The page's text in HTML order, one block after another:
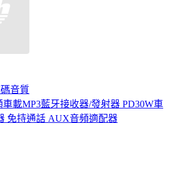
音質
載MP3藍牙接收器/發射器 PD30W車
免持通話 AUX音頻適配器